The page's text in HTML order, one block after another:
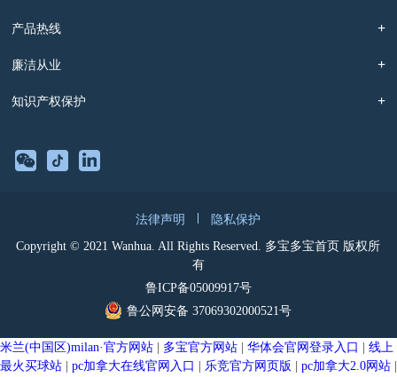
产品热线
廉洁从业
知识产权保护
法律声明
隐私保护
Copyright © 2021 Wanhua. All Rights Reserved. 多宝多宝首页 版权所
有
鲁ICP备05009917号
鲁公网安备 37069302000521号
米兰(中国区)milan·官方网站 多宝官方网站 华体会官网登录入口
线上
最火买球站
pc加拿大在线官网入口 乐竞官方网页版 pc加拿大2.0网站